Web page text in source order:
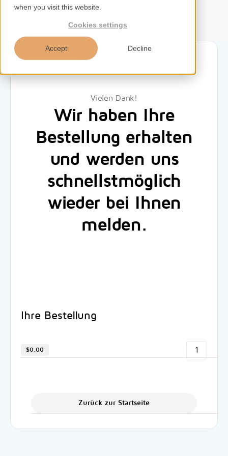
when you visit this website.
Cookies settings
Accept Decline
Competences
Vielen Dank!
Wir haben Ihre
Bestellung erhalten
und werden uns
schnellstmöglich
wieder bei Ihnen
melden.
Ihre Bestellung
$0.00 1
Zurück zur Startseite